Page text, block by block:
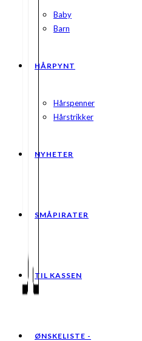
Baby
Barn
HÅRPYNT
Hårspenner
Hårstrikker
NYHETER
SMÅPIRATER
TIL KASSEN
ØNSKELISTE -